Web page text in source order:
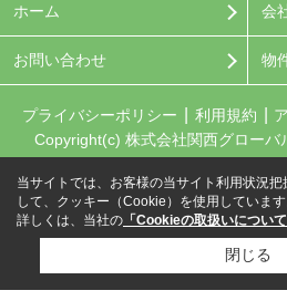
ホーム 会
お問い合わせ 物
プライバシーポリシー 利用規約
Copyright(c) 株式会社関西グローバ
当サイトでは、お客様の当サイト利用状況
して、クッキー（Cookie）を使用しています
詳しくは、当社の 「Cookieの取扱いについて
閉じる